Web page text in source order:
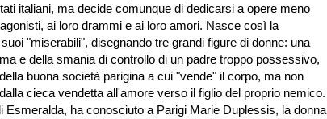
italiani, ma decide comunque di dedicarsi a opere meno
ai loro drammi e ai loro amori. Nasce così la
"miserabili", disegnando tre grandi figure di donne: una
e della smania di controllo di un padre troppo possessivo,
buona società parigina a cui "vende" il corpo, ma non
cieca vendetta all'amore verso il figlio del proprio nemico.
ha conosciuto a Parigi Marie Duplessis, la donna